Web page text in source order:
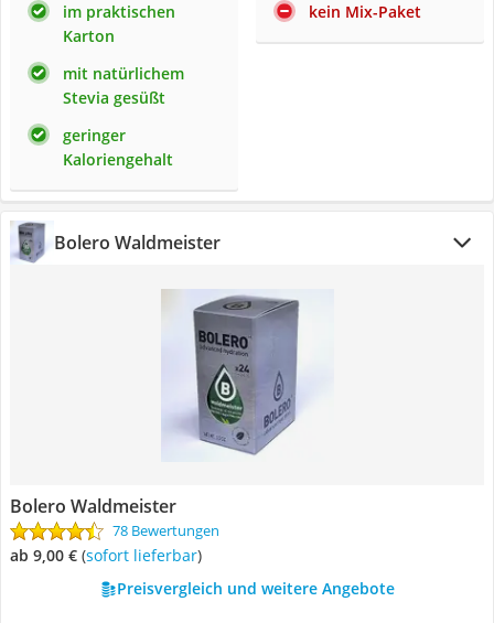
im praktischen
Karton
mit natürlichem
Stevia gesüßt
geringer
Kaloriengehalt
kein Mix-Paket
Bolero Waldmeister
Bolero Waldmeister
78 Bewertungen
ab 9,00 € ( Sofort lieferbar)
Preisvergleich und weitere Angebote